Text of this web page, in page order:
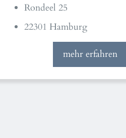
Rondeel 25
22301 Hamburg
mehr erfahren